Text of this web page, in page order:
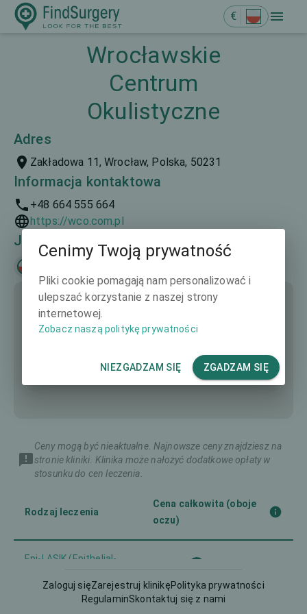
€
Wrocławskie
Centrum
Okulistyczne
Adres
Zakładowa 11, Wrocław, Polska, 50231
Informacja kontaktowa
+48 664 555 664
https://wco.com.pl
Języki mówione
Ceny mogą być nieaktualne. Najnowsze ceny znajdziesz na
stronie kliniki. Klinika może nałożyć dodatkowe opłaty w
stosunku do cen leczenia.
Rodzaj leczenia
Cena całkowita (oboje
oczu)
Epi-LASIK (Epithelial-
Zaloguj sięZarejestruj klinikęPolityka prywatności
RegulaminSkontaktuj się z nami
Cenimy Twoją prywatność
Pliki cookie pomagają nam personalizować i
ulepszać korzystanie z naszej strony
internetowej.
Zobacz naszą politykę prywatności
NIEZGADZAM SIĘ ZGADZAM SIĘ